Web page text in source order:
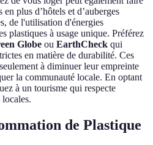
plus d’hôtels et d’auberges
de l'utilisation d'énergies
plastiques à usage unique. Préférez
Globe ou EarthCheck qui
en matière de durabilité. Ces
à diminuer leur empreinte
la communauté locale. En optant
à un tourisme qui respecte
de Plastique